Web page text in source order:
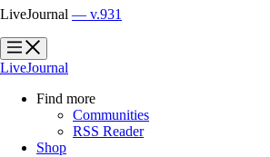
LiveJournal — v.931
?
?
LiveJournal
Find more
Communities
RSS Reader
Shop